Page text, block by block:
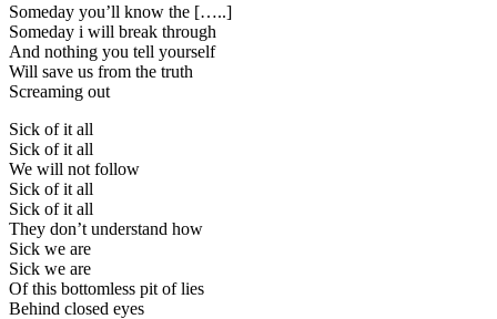
Someday you’ll know the […..]
Someday i will break through
And nothing you tell yourself
Will save us from the truth
Screaming out
Sick of it all
Sick of it all
We will not follow
Sick of it all
Sick of it all
They don’t understand how
Sick we are
Sick we are
Of this bottomless pit of lies
Behind closed eyes